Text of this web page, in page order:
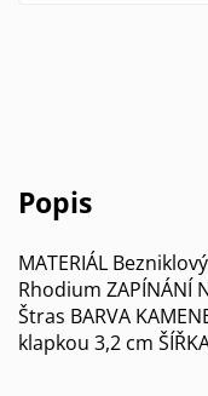
Popis
MATERIÁL
Rhodium ZAPÍNÁNÍ
Štras BARVA
klapkou 3,2 cm